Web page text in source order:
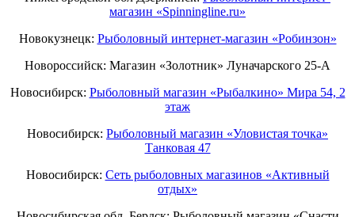
магазин «Spinningline.ru»
Новокузнецк: Рыболовный интернет-магазин «Робинзон»
Новороссийск: Магазин «Золотник» Луначарского 25-А
Новосибирск: Рыболовный магазин «Рыбалкино» Мира 54, 2
этаж
Новосибирск: Рыболовный магазин «Уловистая точка»
Танковая 47
Новосибирск: Сеть рыболовных магазинов «Активный
отдых»